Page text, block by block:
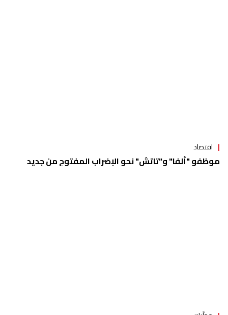
اقتصاد
موظفو "ألفا" و"تاتش" نحو الإضراب المفتوح من جديد